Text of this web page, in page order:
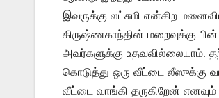
இவருக்கு லட்சுமி என்கிற
கிருஷ்ணகாந்தின் மறைவுக்கு
அவர்களுக்கு உதவவில்லையாம்.
கொடுத்து ஒரு வீட்டை லீஸுக்கு
வீட்டை வாங்கி தருகிறேன் எனவும்